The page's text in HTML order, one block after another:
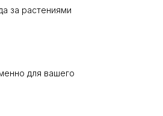
за растениями
для вашего